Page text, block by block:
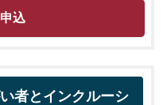
込
者とインクルーシ